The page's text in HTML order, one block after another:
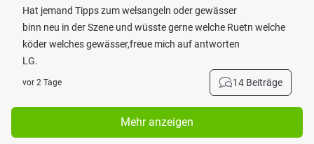
Hat jemand Tipps zum welsangeln oder gewässer
binn neu in der Szene und wüsste gerne welche Ruetn welche
köder welches gewässer,freue mich auf antworten
LG.
vor 2 Tage 14 Beiträge
Mehr anzeigen